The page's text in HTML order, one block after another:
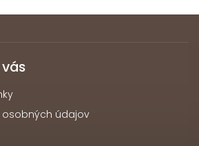
osobných údajov